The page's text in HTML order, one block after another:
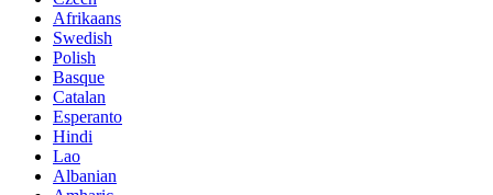
Afrikaans
Swedish
Polish
Basque
Catalan
Esperanto
Hindi
Lao
Albanian